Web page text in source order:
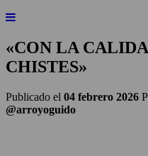
«CON LA
CHISTES»
Publicado el 04 febrero 2026
@arroyoguido